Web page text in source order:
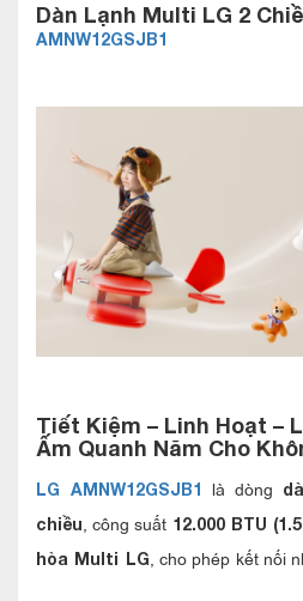
Dàn Lạnh Multi LG 2
AMNW12GSJB1
Tiết Kiệm – Linh Hoạt –
Ấm Quanh Năm Cho
LG AMNW12GSJB1 là dòng
chiều , công suất 12.000 BTU
hòa Multi LG , cho phép kết nối